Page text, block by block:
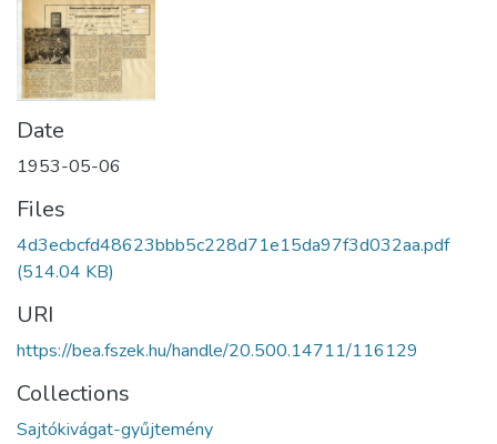
About us
Date
1953-05-06
Files
4d3ecbcfd48623bbb5c228d71e15da97f3d032aa.pdf
(514.04 KB)
URI
https://bea.fszek.hu/handle/20.500.14711/116129
Collections
Sajtókivágat-gyűjtemény